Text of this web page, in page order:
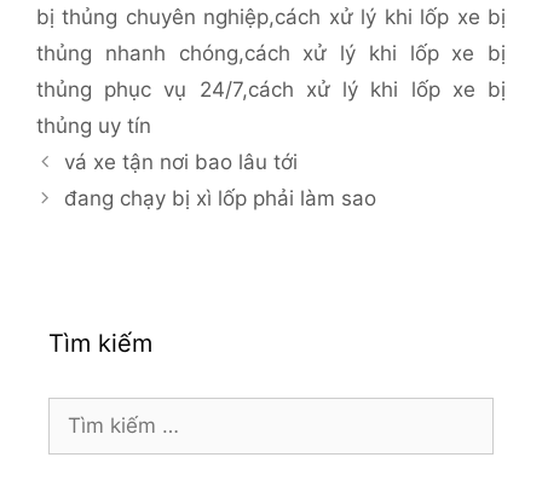
bị thủng chuyên nghiệp,cách xử lý khi lốp xe bị
thủng nhanh chóng,cách xử lý khi lốp xe bị
thủng phục vụ 24/7,cách xử lý khi lốp xe bị
thủng uy tín
vá xe tận nơi bao lâu tới
đang chạy bị xì lốp phải làm sao
Tìm kiếm
Tìm
kiếm